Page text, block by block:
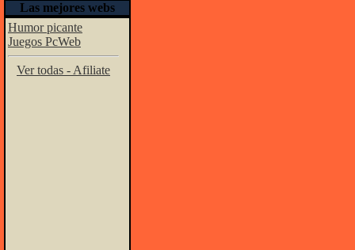
Las mejores webs
Humor picante
Juegos PcWeb
Ver todas - Afiliate